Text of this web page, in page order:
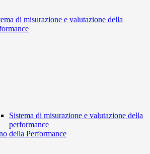
di misurazione e valutazione della
Sistema di misurazione e valutazione della
performance
della Performance